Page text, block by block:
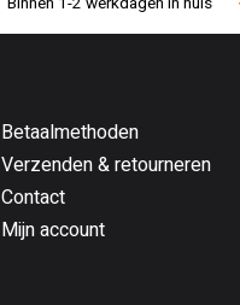
Betaalmethoden
Verzenden & retourneren
Contact
Mijn account